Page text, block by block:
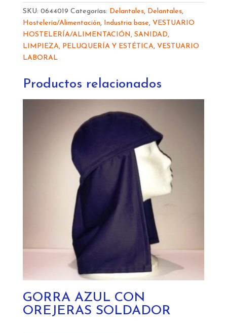
cantidad
SKU: 0644019 Categorías: Delantales, Delantales,
Hostelería/Alimentación, Industria base, VESTUARIO
HOSTELERÍA/ALIMENTACIÓN, SANIDAD,
LIMPIEZA, PELUQUERÍA Y ESTÉTICA, VESTUARIO
LABORAL
Productos relacionados
GORRA AZUL CON
OREJERAS SOLDADOR